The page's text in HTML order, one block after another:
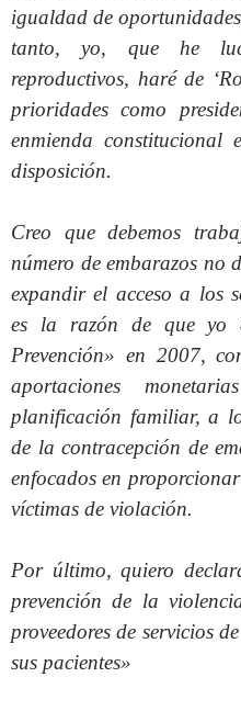
igualdad de
tanto, yo, que he
reproductivos, haré de
prioridades como
enmienda constitucional
disposición.
Creo que debemos
número de embarazos no
expandir el acceso a los
es la razón de que yo
Prevención» en 2007,
aportaciones
planificación familiar, a
de la contracepción de
enfocados en
víctimas de violación.
Por último, quiero
prevención de la
proveedores de servicios
sus pacientes»